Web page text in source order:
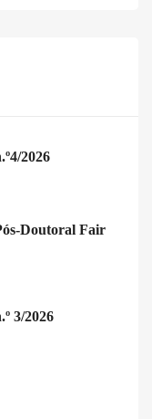
2026
Doutoral Fair
3/2026